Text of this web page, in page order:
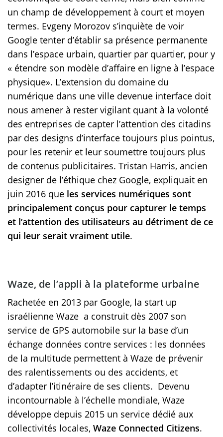
un champ de développement à court et moyen
termes. Evgeny Morozov s’inquiète de voir
Google tenter d’établir sa présence permanente
dans l’espace urbain, quartier par quartier, pour y
« étendre son modèle d’affaire en ligne à l’espace
physique». L’extension du domaine du
numérique dans une ville devenue interface doit
nous amener à rester vigilant quant à la volonté
des entreprises de capter l’attention des citadins
par des designs d’interface toujours plus pointus,
pour les retenir et leur soumettre toujours plus
de contenus publicitaires. Tristan Harris, ancien
designer de l’éthique chez Google, expliquait en
juin 2016 que les services numériques sont
principalement conçus pour capturer le temps
et l’attention des utilisateurs au détriment de ce
qui leur serait vraiment utile.
Waze, de l’appli à la plateforme urbaine
Rachetée en 2013 par Google, la start up
israélienne Waze a construit dès 2007 son
service de GPS automobile sur la base d’un
échange données contre services : les données
de la multitude permettent à Waze de prévenir
des ralentissements ou des accidents, et
d’adapter l’itinéraire de ses clients. Devenu
incontournable à l’échelle mondiale, Waze
développe depuis 2015 un service dédié aux
collectivités locales, Waze Connected Citizens.